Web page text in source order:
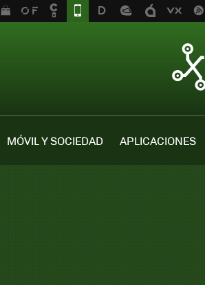
MÓVIL Y SOCIEDAD APLICACIONES